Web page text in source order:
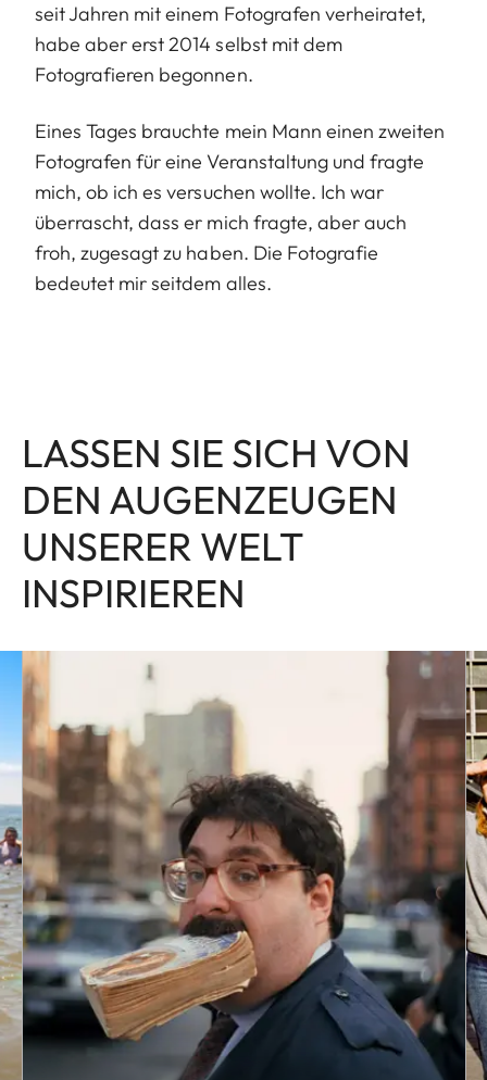
seit Jahren mit einem Fotografen verheiratet,
habe aber erst 2014 selbst mit dem
Fotografieren begonnen.
Eines Tages brauchte mein Mann einen zweiten
Fotografen für eine Veranstaltung und fragte
mich, ob ich es versuchen wollte. Ich war
überrascht, dass er mich fragte, aber auch
froh, zugesagt zu haben. Die Fotografie
bedeutet mir seitdem alles.
LASSEN SIE SICH VON
DEN AUGENZEUGEN
UNSERER WELT
INSPIRIEREN